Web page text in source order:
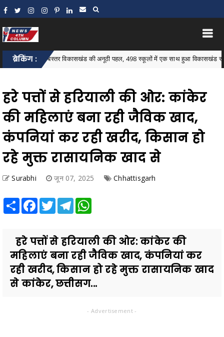
ब्रेकिंग :
बस्तर विकासखंड की अनूठी पहल, 498 स्कूलों में एक साथ हुआ विकासखंड स्तरीय न्यौता
हरे पत्तों से हरियाली की ओर: कांकेर
की महिलाएं बना रही जैविक खाद,
कंपनियां कर रही खरीद, किसान हो
रहे मुक्त रासायनिक खाद से
Surabhi जून 07, 2025 Chhattisgarh
Share Facebook
TwitterTelegram
हरे पत्तों से हरियाली की ओर: कांकेर की
महिलाएं बना रही जैविक खाद, कंपनियां कर
रही खरीद, किसान हो रहे मुक्त रासायनिक खाद
से कांकेर, छत्तीसग...
- Advertisement -